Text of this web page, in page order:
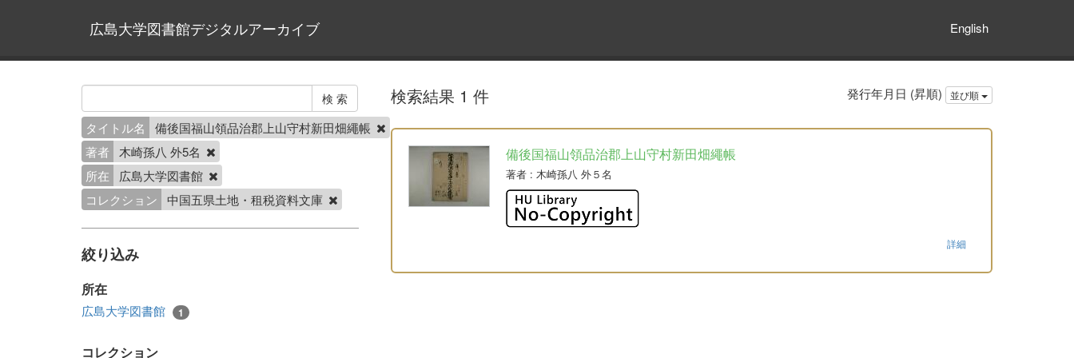
広島大学図書館デジタルアーカイブ English
タイトル名
備後国福山領品治郡上山守村新田畑繩帳
著者
木崎孫八 外5名
所在
広島大学図書館
コレクション
中国五県土地・租税資料文庫
絞り込み
所在
広島大学図書館 1
コレクション
検索結果 1 件 発行年月日 (昇順) 並び順
備後国福山領品治郡上山守村新田畑繩帳
著者: 木崎孫八 外５名
詳細